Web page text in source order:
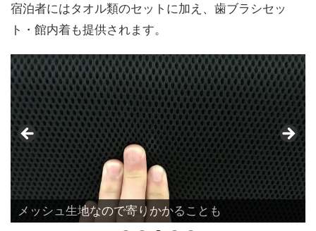
宿泊者にはタオル類のセットに加え、歯ブラシセッ
ト・館内着も提供されます。
メッシュ生地なので寄りかかることも